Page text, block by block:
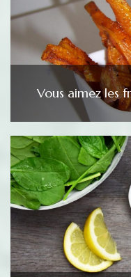
Vous aimez les